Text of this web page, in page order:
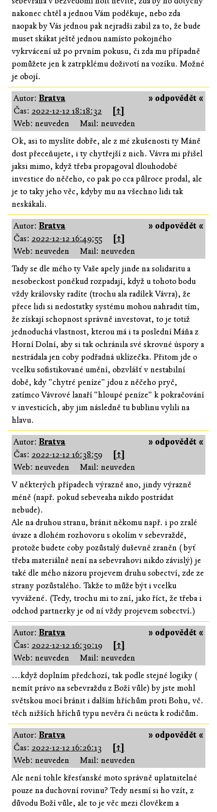
nakonec chtěl a jednou Vám poděkuje, nebo zda
naopak by Vás jednou pak nejradši zabil za to, že bude
muset skákat ještě jednou namísto pokojného
vykrvácení už po prvním pokusu, či zda mu případně
pomůžete jen k zatrpklému doživotí na vozíku. Možné
je obojí.
» odpovědět «
Autor: Bratva
Čas: 2022-12-12 18:18:32
[↑]
Web: neuveden
Mail: neuveden
Ok, asi to myslíte dobře, ale z mé zkušenosti ty Máně
dost přeceňujete, i ty chytřejší z nich. Vávra mi přišel
jaksi mimo, když třeba propagoval dlouhodobé
investice do něčeho, co pak po cca půlroce prodal, ale
je to taky jeho věc, kdyby mu na všechno lidi tak
neskákali.
» odpovědět «
Autor: Bratva
Čas: 2022-12-12 16:49:55
[↑]
Web: neuveden
Mail: neuveden
Tady se dle mého ty Vaše apely jinde na solidaritu a
nesobeckost poněkud rozpadají, když u tohoto bodu
vždy královsky radíte (trochu ala radílek Vávra), že
přece lidi si nedostatky systému mohou nahradit tím,
že získají schopnost správně investovat, to je totiž
jednoduchá vlastnost, kterou má i ta poslední Máňa z
Horní Dolní, aby si tak ochránila své skrovné úspory a
nestrádala jen coby podřadná uklízečka. Přitom jde o
vcelku sofistikované umění, obzvlášť v nestabilní
době, kdy "chytré peníze" jdou z něčeho pryč,
zatímco Vávrové lanaří "hloupé peníze" k pokračování
v investicích, aby jim následně tu bublinu vylili na
hlavu.
» odpovědět «
Autor: Bratva
Čas: 2022-12-12 16:38:59
[↑]
Web: neuveden
Mail: neuveden
V některých případech výrazně ano, jindy výrazně
méně (např. pokud sebeveaha nikdo postrádat
nebude).
Ale na druhou stranu, bránit někomu např. i po zralé
úvaze a dlohém rozhovoru s okolím v sebevraždě,
protože budete coby pozůstalý duševně zraněn ( byť
třeba materiálně není na sebevrahovi nikdo závislý) je
také dle mého názoru projevem druhu sobectví, zde ze
strany pozůstalého. Takže to může být i vcelku
vyvážené. (Tedy, trochu mi to zní, jako říct, že třeba i
odchod partnerky je od ní vždy projevem sobectví.)
» odpovědět «
Autor: Bratva
Čas: 2022-12-12 16:30:19
[↑]
Web: neuveden
Mail: neuveden
...když doplním předchozí, tak podle stejné logiky (
nemít právo na sebevraždu z Boží vůle) by jste mohl
světskou mocí bránit i dalším hříchům proti Bohu, vč.
těch nižších hříchů typu nevěra či neúcta k rodičům.
» odpovědět «
Autor: Bratva
Čas: 2022-12-12 16:26:13
[↑]
Web: neuveden
Mail: neuveden
Ale není tohle křesťanské moto správně uplatnitelné
pouze na duchovní rovinu? Tedy nesmí si ho vzít, z
důvodu Boží vůle, ale to je věc mezi člověkem a